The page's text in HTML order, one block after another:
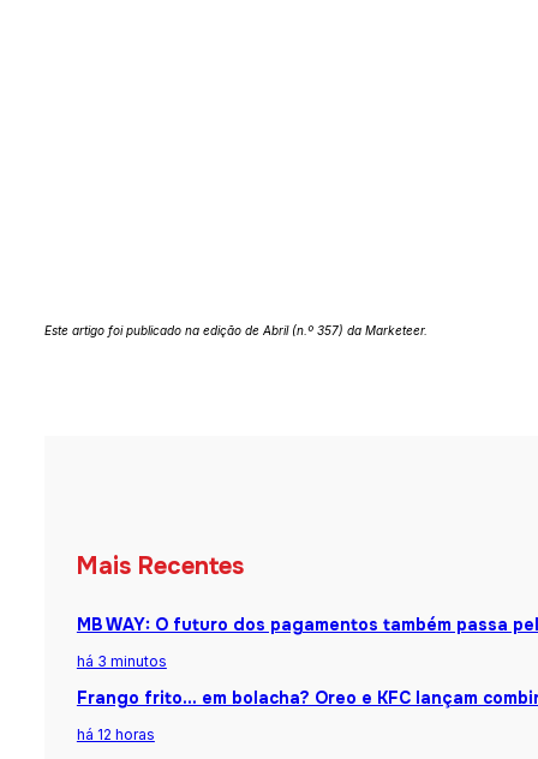
Este artigo foi publicado na edição de Abril (n.º 357) da Marketeer.
Mais Recentes
MB WAY: O futuro dos pagamentos também passa
há 3 minutos
Frango frito… em bolacha? Oreo e KFC lançam
há 12 horas